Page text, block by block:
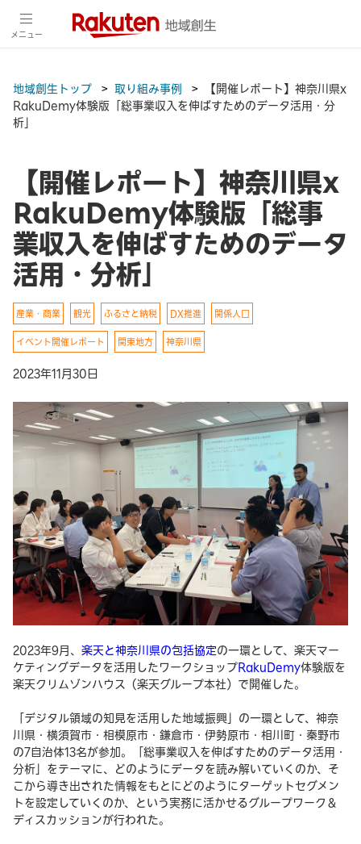
メニュー
地域創生トップ 取り組み事例
【開催レポート】神奈川県x
RakuDemy体験版「総事業収入を伸ばすためのデータ活用・分
析」
【開催レポート】神奈川県x
RakuDemy体験版「総事
業収入を伸ばすためのデータ
活用・分析」
産業・商業 観光 ふるさと納税 DX推進 関係人口
イベント開催レポート 関東地方 神奈川県
2023年11月30日
2023年9月、 楽天と神奈川県の包括協定の一環として、楽天マー
ケティングデータを活用したワークショップRakuDemy体験版を
楽天クリムゾンハウス（楽天グループ本社）で開催した。
「デジタル領域の知見を活用した地域振興」の一環として、神奈
川県・横須賀市・相模原市・鎌倉市・伊勢原市・相川町・秦野市
の7自治体13名が参加。「総事業収入を伸ばすためのデータ活用・
分析」をテーマに、どのようにデータを読み解いていくのか、そ
こから導き出された情報をもとにどのようにターゲットセグメン
トを設定していくのか、という実務に活かせるグループワーク＆
ディスカッションが行われた。